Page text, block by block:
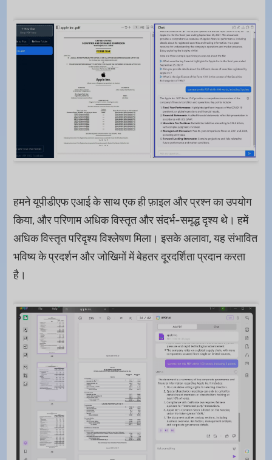
हमने यूपीडीएफ एआई के साथ एक ही फ़ाइल और प्रश्न का उपयोग
किया, और परिणाम अधिक विस्तृत और संदर्भ-समृद्ध दृश्य थे। हमें
अधिक विस्तृत परिदृश्य विश्लेषण मिला। इसके अलावा, यह संभावित
भविष्य के प्रदर्शन और जोखिमों में बेहतर दूरदर्शिता प्रदान करता
है।